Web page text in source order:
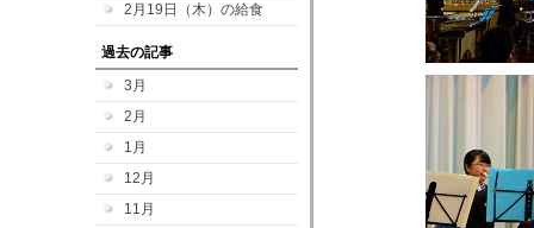
2月19日（木）の給食
過去の記事
3月
2月
1月
12月
11月